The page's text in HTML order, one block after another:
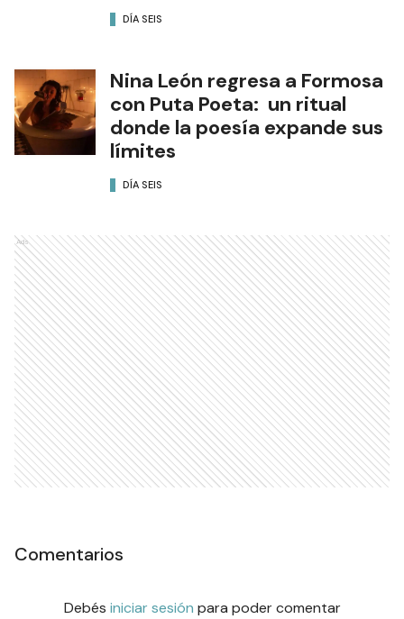
DÍA SEIS
Nina León regresa a Formosa
con Puta Poeta: un ritual
donde la poesía expande sus
límites
DÍA SEIS
Ads
Comentarios
Debés iniciar sesión para poder comentar